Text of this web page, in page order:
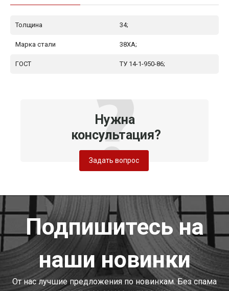
Толщина 34;
Марка стали 38ХА;
ГОСТ ТУ 14-1-950-86;
Нужна
консультация?
Задать вопрос
Подпишитесь на
наши новинки
От нас лучшие предложения по новинкам. Без спама